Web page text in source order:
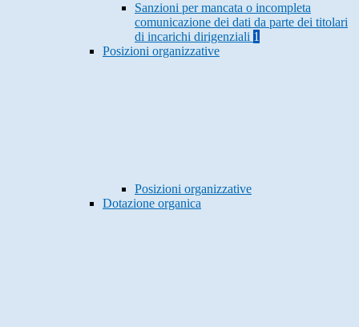
Sanzioni per mancata o incompleta
comunicazione dei dati da parte dei titolari
di incarichi dirigenziali 1
Posizioni organizzative
Posizioni organizzative
Dotazione organica